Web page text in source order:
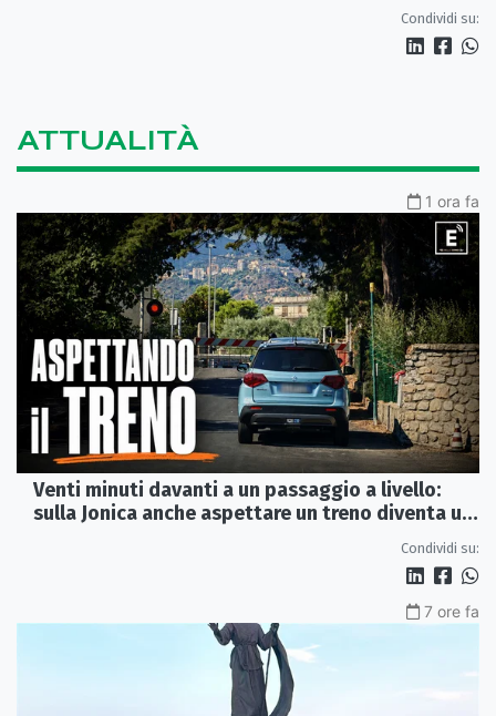
Condividi su:
ATTUALITÀ
1 ora fa
Venti minuti davanti a un passaggio a livello:
sulla Jonica anche aspettare un treno diventa un
Condividi su:
7 ore fa